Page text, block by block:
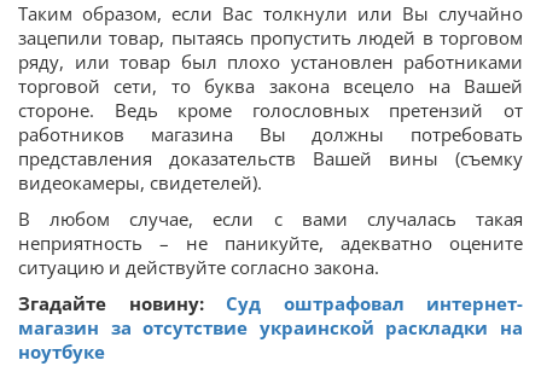
Таким образом, если Вас толкнули или Вы случайно
зацепили товар, пытаясь пропустить людей в торговом
ряду, или товар был плохо установлен работниками
торговой сети, то буква закона всецело на Вашей
стороне. Ведь кроме голословных претензий от
работников магазина Вы должны потребовать
представления доказательств Вашей вины (съемку
видеокамеры, свидетелей).
В любом случае, если с вами случалась такая
неприятность – не паникуйте, адекватно оцените
ситуацию и действуйте согласно закона.
Згадайте новину: Суд оштрафовал интернет-
магазин за отсутствие украинской раскладки на
ноутбуке